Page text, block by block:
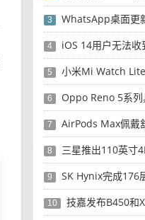
3 WhatsApp桌面更
4 iOS 14用户无法收到通知
5 小米Mi Watch Lite一
6 Oppo Reno 5系
7 AirPods Max佩戴
8 三星推出110英寸
9 SK Hynix完成176层
10 技嘉发布B450和